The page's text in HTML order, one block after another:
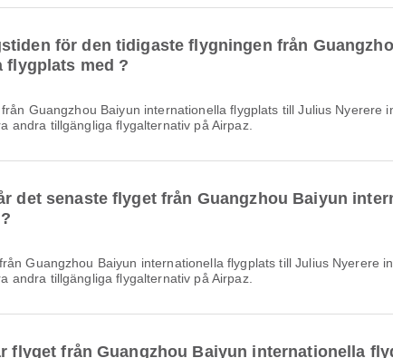
för den tidigaste flygningen från
flygplats med ?
andra tillgängliga flygalternativ på Airpaz.
det senaste flyget från Guangzhou Baiyun
andra tillgängliga flygalternativ på Airpaz.
flyget från Guangzhou Baiyun internationella